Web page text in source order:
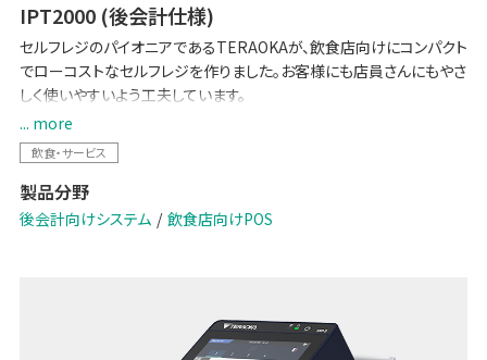
IPT2000 (後会計仕様)
セルフレジのパイオニアであるTERAOKAが、飲食店向けにコンパクト
でローコストなセルフレジを作りました。お客様にも店員さんにもやさ
しく使いやすいよう工夫しています。
【2024 改刷・新紙幣対応】
... more
飲食・サービス
製品分野
後会計向けシステム 飲食店向けPOS